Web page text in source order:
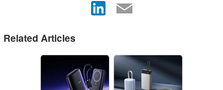
Related Articles